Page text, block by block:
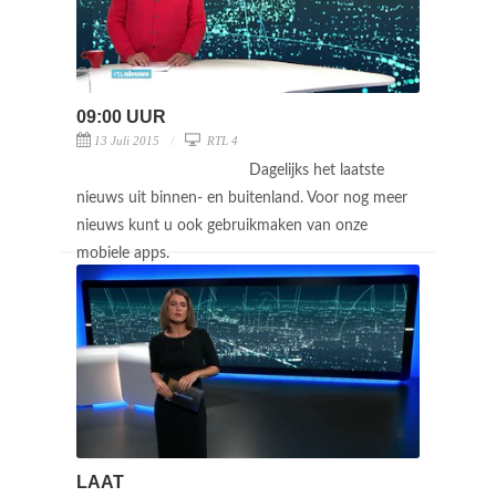
09:00 UUR
13 Juli 2015 RTL 4
Dagelijks het laatste
nieuws uit binnen- en buitenland. Voor nog meer
nieuws kunt u ook gebruikmaken van onze
mobiele apps.
LAAT